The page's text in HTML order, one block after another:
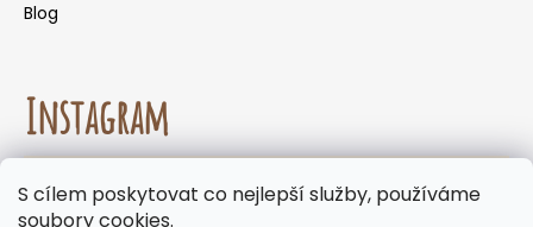
S cílem poskytovat co nejlepší služby, používáme
soubory cookies.
měsíců nedoporučujeme volit doručení do
Blog
Instagram
Sledovat na Instagramu